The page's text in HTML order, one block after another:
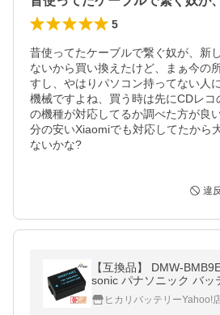
5
昔使ってたケーブルで繋ぐ奴が、新
ないから買い換えたけど、まぁ今の
すし、やはりパソコン持ってない人
機械ですよね、買う時は先にCDレ
の機種が対応してるか調べた方が良
分の安いXiaomiでも対応してたから
ないかな?
違
【互換品】 DMW-
sonic パナソニック バッ
充電器で充電可能
ヒカリバッテリーYahoo!